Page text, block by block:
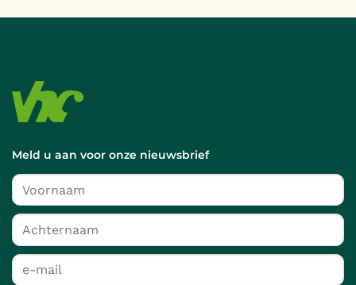
Meld u aan voor onze nieuwsbrief